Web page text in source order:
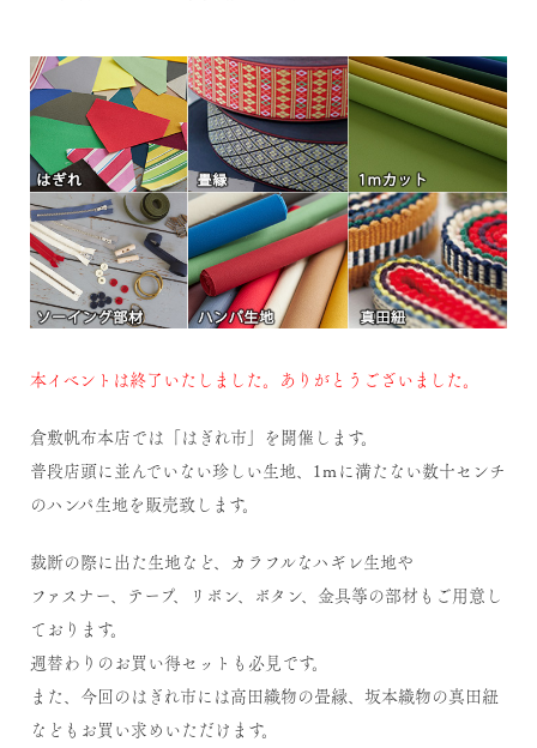
本イベントは終了いたしました。ありがとうございました。
倉敷帆布本店では「はぎれ市」を開催します。
普段店頭に並んでいない珍しい生地、1ｍに満たない数十センチ
のハンパ生地を販売致します。
裁断の際に出た生地など、カラフルなハギレ生地や
ファスナー、テープ、リボン、ボタン、金具等の部材もご用意し
ております。
週替わりのお買い得セットも必見です。
また、今回のはぎれ市には高田織物の畳縁、坂本織物の真田紐
などもお買い求めいただけます。